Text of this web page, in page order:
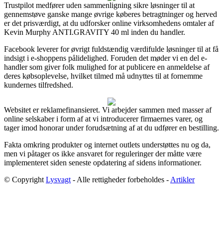
Trustpilot medfører uden sammenligning sikre løsninger til at
gennemstøve ganske mange øvrige køberes betragtninger og herved
er det prisværdigt, at du udforsker online virksomhedens omtaler af
Kevin Murphy ANTI.GRAVITY 40 ml inden du handler.
Facebook leverer for øvrigt fuldstændig værdifulde løsninger til at få
indsigt i e-shoppens pålidelighed. Foruden det møder vi en del e-
handler som giver folk mulighed for at publicere en anmeldelse af
deres købsoplevelse, hvilket tilmed må udnyttes til at fornemme
kundernes tilfredshed.
Websitet er reklamefinansieret. Vi arbejder sammen med masser af
online selskaber i form af at vi introducerer firmaernes varer, og
tager imod honorar under forudsætning af at du udfører en bestilling.
Fakta omkring produkter og internet outlets understøttes nu og da,
men vi påtager os ikke ansvaret for reguleringer der måtte være
implementeret siden seneste opdatering af sidens informationer.
© Copyright Lysvagt - Alle rettigheder forbeholdes - Artikler